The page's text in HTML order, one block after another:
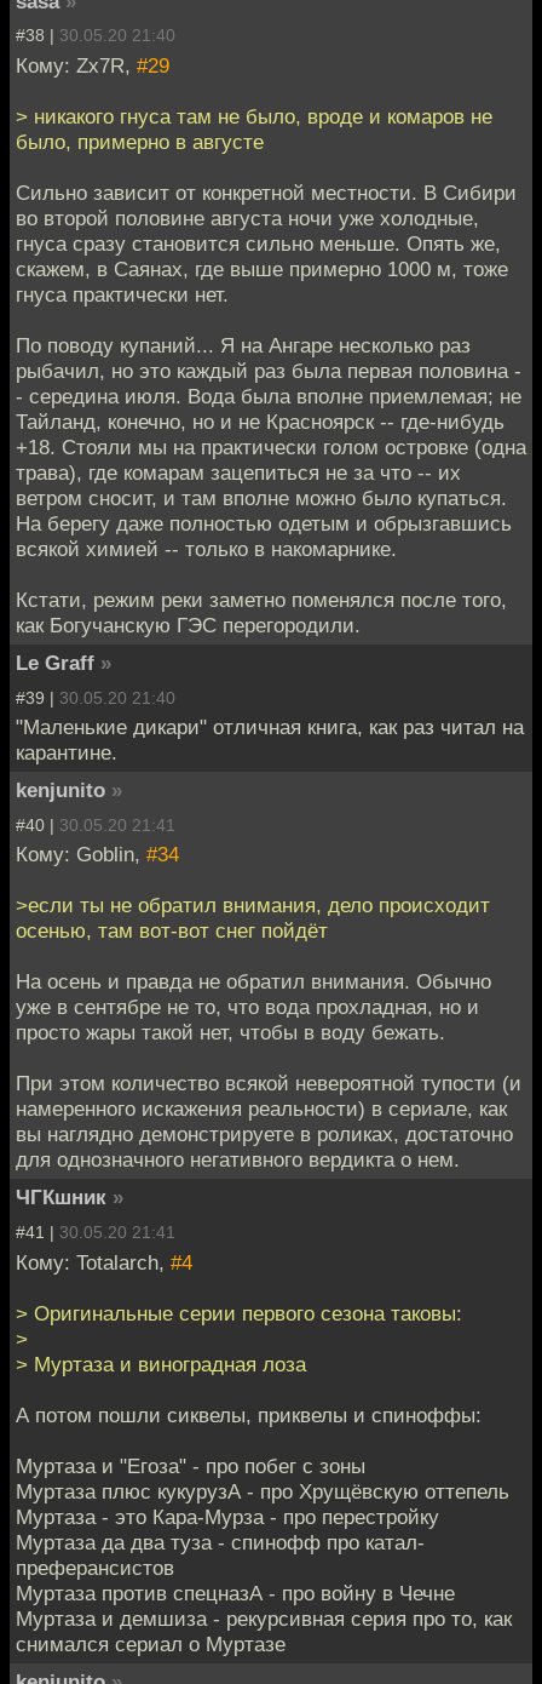
#38 | 30.05.20 21:40
Кому: Zx7R, #29
> никакого гнуса там не было, вроде и комаров не
было, примерно в августе
Сильно зависит от конкретной местности. В Сибири
во второй половине августа ночи уже холодные,
гнуса сразу становится сильно меньше. Опять же,
скажем, в Саянах, где выше примерно 1000 м, тоже
гнуса практически нет.
По поводу купаний... Я на Ангаре несколько раз
рыбачил, но это каждый раз была первая половина -
- середина июля. Вода была вполне приемлемая; не
Тайланд, конечно, но и не Красноярск -- где-нибудь
+18. Стояли мы на практически голом островке (одна
трава), где комарам зацепиться не за что -- их
ветром сносит, и там вполне можно было купаться.
На берегу даже полностью одетым и обрызгавшись
всякой химией -- только в накомарнике.
Кстати, режим реки заметно поменялся после того,
как Богучанскую ГЭС перегородили.
Le Graff »
#39 | 30.05.20 21:40
"Маленькие дикари" отличная книга, как раз читал на
карантине.
kenjunito »
#40 | 30.05.20 21:41
Кому: Goblin, #34
>если ты не обратил внимания, дело происходит
осенью, там вот-вот снег пойдёт
На осень и правда не обратил внимания. Обычно
уже в сентябре не то, что вода прохладная, но и
просто жары такой нет, чтобы в воду бежать.
При этом количество всякой невероятной тупости (и
намеренного искажения реальности) в сериале, как
вы наглядно демонстрируете в роликах, достаточно
для однозначного негативного вердикта о нем.
ЧГКшник »
#41 | 30.05.20 21:41
Кому: Totalarch, #4
> Оригинальные серии первого сезона таковы:
>
> Муртаза и виноградная лоза
А потом пошли сиквелы, приквелы и спиноффы:
Муртаза и "Егоза" - про побег с зоны
Муртаза плюс кукурузА - про Хрущёвскую оттепель
Муртаза - это Кара-Мурза - про перестройку
Муртаза да два туза - спинофф про катал-
преферансистов
Муртаза против спецназА - про войну в Чечне
Муртаза и демшиза - рекурсивная серия про то, как
снимался сериал о Муртазе